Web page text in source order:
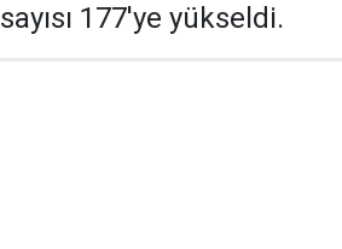
sayısı 177'ye yükseldi.